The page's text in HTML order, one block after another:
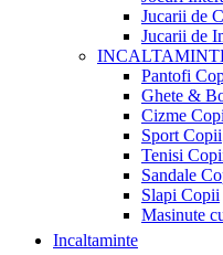
Jucarii de
Jucarii de
Pantofi
Ghete &
Cizme
Sport Copii
Tenisi
Sandale
Slapi Copii
Masinute
Incaltaminte